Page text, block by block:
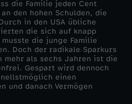
die Familie jeden Cent
den hohen Schulden, die
in den USA übliche
die sich auf knapp
die junge Familie
Doch der radikale Sparkurs
mehr als sechs Jahren ist die
Gespart wird dennoch
einen
und danach Vermögen